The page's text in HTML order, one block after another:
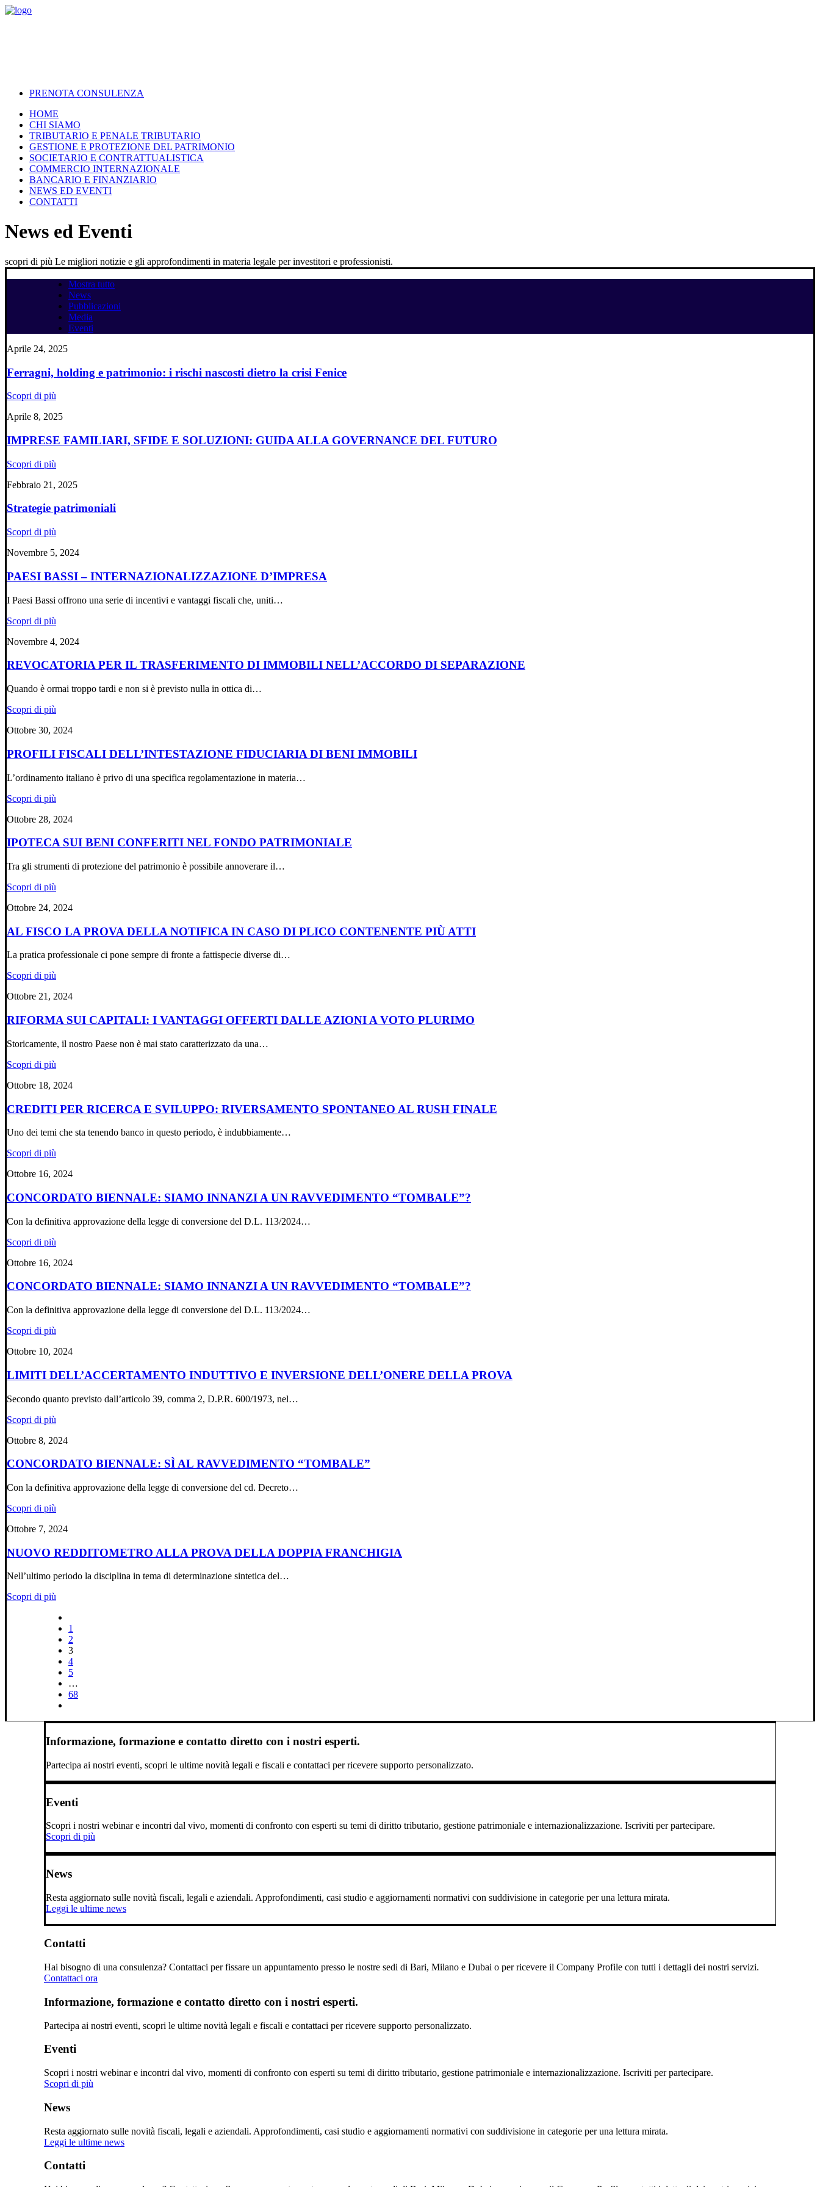
PRENOTA CONSULENZA
HOME
CHI SIAMO
TRIBUTARIO E PENALE TRIBUTARIO
GESTIONE E PROTEZIONE DEL PATRIMONIO
SOCIETARIO E CONTRATTUALISTICA
COMMERCIO INTERNAZIONALE
BANCARIO E FINANZIARIO
NEWS ED EVENTI
CONTATTI
News ed Eventi
scopri di più Le migliori notizie e gli approfondimenti in materia legale per investitori e professionisti.
Mostra tutto
News
Pubblicazioni
Media
Eventi
Aprile 24, 2025
Ferragni, holding e patrimonio: i rischi nascosti dietro la crisi Fenice
Scopri di più
Aprile 8, 2025
IMPRESE FAMILIARI, SFIDE E SOLUZIONI: GUIDA ALLA GOVERNANCE DEL FUTURO
Scopri di più
Febbraio 21, 2025
Strategie patrimoniali
Scopri di più
Novembre 5, 2024
PAESI BASSI – INTERNAZIONALIZZAZIONE D’IMPRESA
I Paesi Bassi offrono una serie di incentivi e vantaggi fiscali che, uniti…
Scopri di più
Novembre 4, 2024
REVOCATORIA PER IL TRASFERIMENTO DI IMMOBILI NELL’ACCORDO DI SEPARAZIONE
Quando è ormai troppo tardi e non si è previsto nulla in ottica di…
Scopri di più
Ottobre 30, 2024
PROFILI FISCALI DELL’INTESTAZIONE FIDUCIARIA DI BENI IMMOBILI
L’ordinamento italiano è privo di una specifica regolamentazione in materia…
Scopri di più
Ottobre 28, 2024
IPOTECA SUI BENI CONFERITI NEL FONDO PATRIMONIALE
Tra gli strumenti di protezione del patrimonio è possibile annoverare il…
Scopri di più
Ottobre 24, 2024
AL FISCO LA PROVA DELLA NOTIFICA IN CASO DI PLICO CONTENENTE PIÙ ATTI
La pratica professionale ci pone sempre di fronte a fattispecie diverse di…
Scopri di più
Ottobre 21, 2024
RIFORMA SUI CAPITALI: I VANTAGGI OFFERTI DALLE AZIONI A VOTO PLURIMO
Storicamente, il nostro Paese non è mai stato caratterizzato da una…
Scopri di più
Ottobre 18, 2024
CREDITI PER RICERCA E SVILUPPO: RIVERSAMENTO SPONTANEO AL RUSH FINALE
Uno dei temi che sta tenendo banco in questo periodo, è indubbiamente…
Scopri di più
Ottobre 16, 2024
CONCORDATO BIENNALE: SIAMO INNANZI A UN RAVVEDIMENTO “TOMBALE”?
Con la definitiva approvazione della legge di conversione del D.L. 113/2024…
Scopri di più
Ottobre 16, 2024
CONCORDATO BIENNALE: SIAMO INNANZI A UN RAVVEDIMENTO “TOMBALE”?
Con la definitiva approvazione della legge di conversione del D.L. 113/2024…
Scopri di più
Ottobre 10, 2024
LIMITI DELL’ACCERTAMENTO INDUTTIVO E INVERSIONE DELL’ONERE DELLA PROVA
Secondo quanto previsto dall’articolo 39, comma 2, D.P.R. 600/1973, nel…
Scopri di più
Ottobre 8, 2024
CONCORDATO BIENNALE: SÌ AL RAVVEDIMENTO “TOMBALE”
Con la definitiva approvazione della legge di conversione del cd. Decreto…
Scopri di più
Ottobre 7, 2024
NUOVO REDDITOMETRO ALLA PROVA DELLA DOPPIA FRANCHIGIA
Nell’ultimo periodo la disciplina in tema di determinazione sintetica del…
Scopri di più
1
2
3
4
5
…
68
Informazione, formazione e contatto diretto con i nostri esperti.
Partecipa ai nostri eventi, scopri le ultime novità legali e fiscali e contattaci per ricevere supporto personalizzato.
Eventi
Scopri i nostri webinar e incontri dal vivo, momenti di confronto con esperti su temi di diritto tributario, gestione patrimoniale e internazionalizzazione. Iscriviti per partecipare.
Scopri di più
News
Resta aggiornato sulle novità fiscali, legali e aziendali. Approfondimenti, casi studio e aggiornamenti normativi con suddivisione in categorie per una lettura mirata.
Leggi le ultime news
Contatti
Hai bisogno di una consulenza? Contattaci per fissare un appuntamento presso le nostre sedi di Bari, Milano e Dubai o per ricevere il Company Profile con tutti i dettagli dei nostri servizi.
Contattaci ora
Informazione, formazione e contatto diretto con i nostri esperti.
Partecipa ai nostri eventi, scopri le ultime novità legali e fiscali e contattaci per ricevere supporto personalizzato.
Eventi
Scopri i nostri webinar e incontri dal vivo, momenti di confronto con esperti su temi di diritto tributario, gestione patrimoniale e internazionalizzazione. Iscriviti per partecipare.
Scopri di più
News
Resta aggiornato sulle novità fiscali, legali e aziendali. Approfondimenti, casi studio e aggiornamenti normativi con suddivisione in categorie per una lettura mirata.
Leggi le ultime news
Contatti